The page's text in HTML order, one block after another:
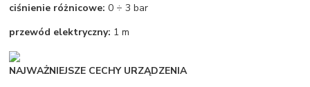
ciśnienie różnicowe: 0 ÷ 3 bar
przewód elektryczny: 1 m
NAJWAŻNIEJSZE CECHY URZĄDZENIA